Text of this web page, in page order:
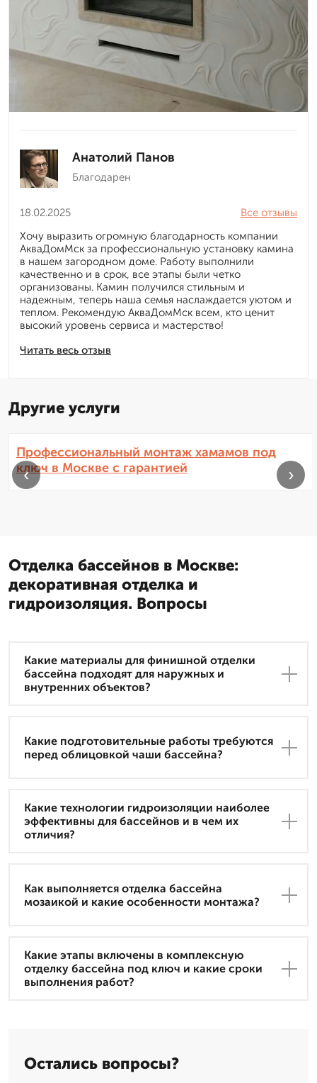
Анатолий Панов
Благодарен
18.02.2025
Читать весь отзыв
Все отзывы
Хочу выразить огромную благодарность компании
АкваДомМск за профессиональную установку камина
в нашем загородном доме. Работу выполнили
качественно и в срок, все этапы были четко
организованы. Камин получился стильным и
надежным, теперь наша семья наслаждается уютом и
теплом. Рекомендую АкваДомМск всем, кто ценит
высокий уровень сервиса и мастерство!
Другие услуги
Профессиональный монтаж хамамов под
ключ в Москве с гарантией
‹ ›
Отделка бассейнов в Москве:
декоративная отделка и
гидроизоляция. Вопросы
Какие материалы для финишной отделки
бассейна подходят для наружных и
внутренних объектов?
Какие подготовительные работы требуются
перед облицовкой чаши бассейна?
Какие технологии гидроизоляции наиболее
эффективны для бассейнов и в чем их
отличия?
Как выполняется отделка бассейна
мозаикой и какие особенности монтажа?
Какие этапы включены в комплексную
отделку бассейна под ключ и какие сроки
выполнения работ?
Остались вопросы?